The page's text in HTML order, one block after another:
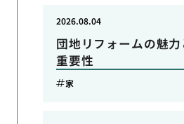
団地リフォームの魅
重要性
2026.08.04
家